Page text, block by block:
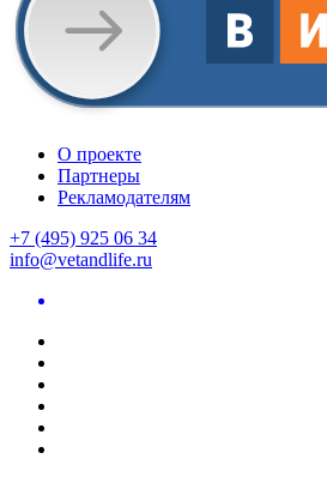
О проекте
Партнеры
Рекламодателям
+7 (495) 925 06 34
info@vetandlife.ru